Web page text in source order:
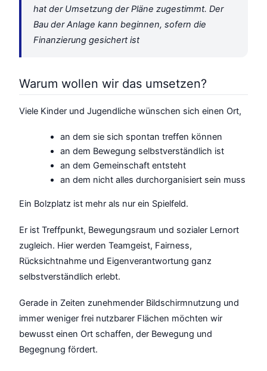
hat der Umsetzung der Pläne zugestimmt. Der
Bau der Anlage kann beginnen, sofern die
Finanzierung gesichert ist
Warum wollen wir das umsetzen?
Viele Kinder und Jugendliche wünschen sich einen Ort,
an dem sie sich spontan treffen können
an dem Bewegung selbstverständlich ist
an dem Gemeinschaft entsteht
an dem nicht alles durchorganisiert sein muss
Ein Bolzplatz ist mehr als nur ein Spielfeld.
Er ist Treffpunkt, Bewegungsraum und sozialer Lernort
zugleich. Hier werden Teamgeist, Fairness,
Rücksichtnahme und Eigenverantwortung ganz
selbstverständlich erlebt.
Gerade in Zeiten zunehmender Bildschirmnutzung und
immer weniger frei nutzbarer Flächen möchten wir
bewusst einen Ort schaffen, der Bewegung und
Begegnung fördert.